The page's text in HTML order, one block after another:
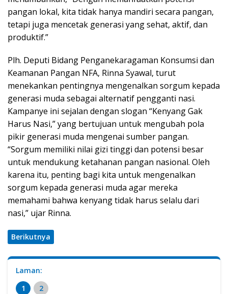
pangan lokal, kita tidak hanya mandiri secara pangan,
tetapi juga mencetak generasi yang sehat, aktif, dan
produktif.”
Plh. Deputi Bidang Penganekaragaman Konsumsi dan
Keamanan Pangan NFA, Rinna Syawal, turut
menekankan pentingnya mengenalkan sorgum kepada
generasi muda sebagai alternatif pengganti nasi.
Kampanye ini sejalan dengan slogan “Kenyang Gak
Harus Nasi,” yang bertujuan untuk mengubah pola
pikir generasi muda mengenai sumber pangan.
“Sorgum memiliki nilai gizi tinggi dan potensi besar
untuk mendukung ketahanan pangan nasional. Oleh
karena itu, penting bagi kita untuk mengenalkan
sorgum kepada generasi muda agar mereka
memahami bahwa kenyang tidak harus selalu dari
nasi,” ujar Rinna.
Berikutnya
Laman:
1
2